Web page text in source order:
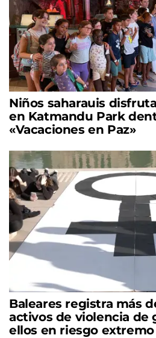
Niños saharauis
en Katmandu Park
«Vacaciones en Paz»
Baleares registra más
activos de violencia de
ellos en riesgo extremo